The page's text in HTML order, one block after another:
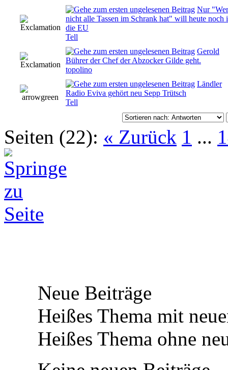
Nur "Wer
nicht alle Tassen im Schrank hat" will heute noch
die EU
Tell
0 Bewertung(en) - 0 von 5 durchschnittlich
Gerold
Bührer der Chef der Abzocker Gilde geht.
topolino
0 Bewertung(en) - 0 von 5 durchschnittlich
Ländler
Radio Eviva gehört neu Sepp Trütsch
Tell
0 Bewertung(en) - 0 von 5 durchschnittlich
Seiten (22): « Zurück 1 ...
Neue Beiträge
Heißes Thema mit
Heißes Thema ohne